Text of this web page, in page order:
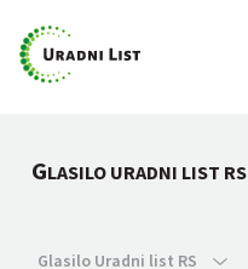
GLASILO URADNI LIST RS
Glasilo Uradni list RS